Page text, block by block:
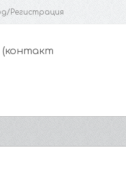
Регистрация
(контакт